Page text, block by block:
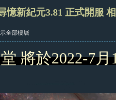
憶新紀元3.81 正式開服
全部樓層
將於2022-7